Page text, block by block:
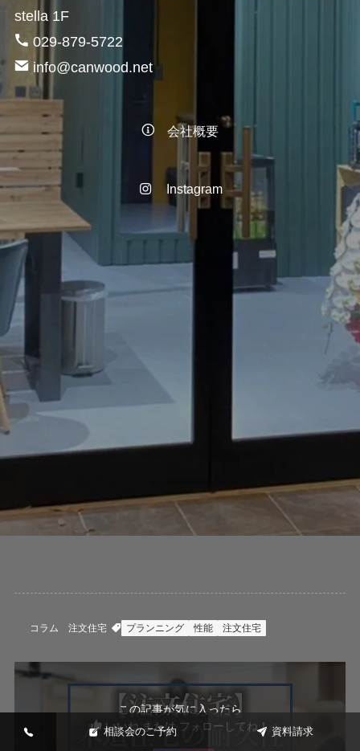
stella 1F
029-879-5722
info@canwood.net
会社概要
Instagram
コラム 注文住宅 プランニング 性能 注文住宅
この記事が気に入ったら
いいね または フォローしてね！
相談会のご予約 資料請求